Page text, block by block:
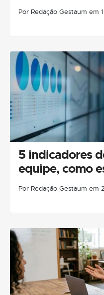
Por Redação Gestaum em
5 indicadores
equipe, como
Por Redação Gestaum em